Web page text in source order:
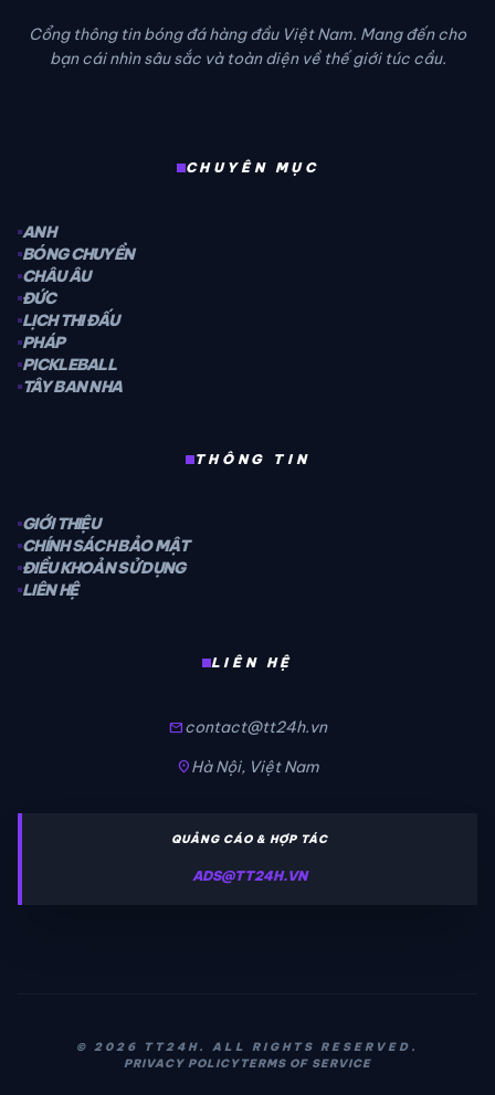
Cổng thông tin bóng đá hàng đầu Việt Nam. Mang đến cho
bạn cái nhìn sâu sắc và toàn diện về thế giới túc cầu.
CHUYÊN MỤC
ANH
BÓNG CHUYỀN
CHÂU ÂU
ĐỨC
LỊCH THI ĐẤU
PHÁP
PICKLEBALL
TÂY BAN NHA
THÔNG TIN
GIỚI THIỆU
CHÍNH SÁCH BẢO MẬT
ĐIỀU KHOẢN SỬ DỤNG
LIÊN HỆ
LIÊN HỆ
mailcontact@tt24h.vn
location_onHà Nội, Việt Nam
QUẢNG CÁO & HỢP TÁC
ADS@TT24H.VN
© 2026 TT24H. ALL RIGHTS RESERVED.
PRIVACY POLICYTERMS OF SERVICE